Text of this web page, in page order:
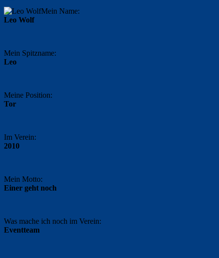
Mein Name:
Leo Wolf
Mein Spitzname:
Leo
Meine Position:
Tor
Im Verein:
2010
Mein Motto:
Einer geht noch
Was mache ich noch im Verein:
Eventteam